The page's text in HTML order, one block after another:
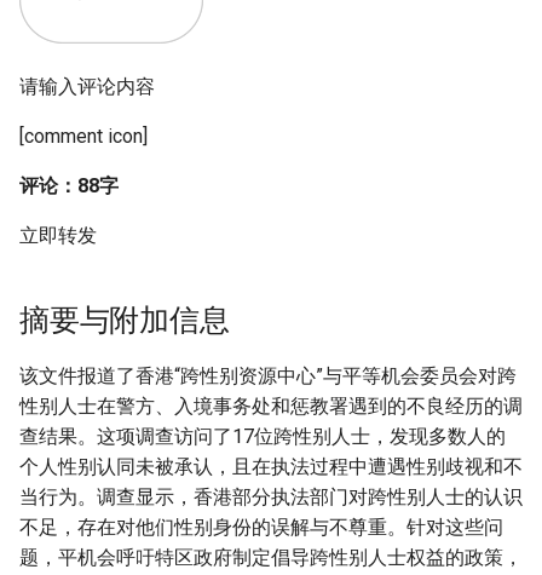
请输入评论内容
[comment icon]
评论：88字
立即转发
摘要与附加信息
该文件报道了香港“跨性别资源中心”与平等机会委员会对跨
性别人士在警方、入境事务处和惩教署遇到的不良经历的调
查结果。这项调查访问了17位跨性别人士，发现多数人的
个人性别认同未被承认，且在执法过程中遭遇性别歧视和不
当行为。调查显示，香港部分执法部门对跨性别人士的认识
不足，存在对他们性别身份的误解与不尊重。针对这些问
题，平机会呼吁特区政府制定倡导跨性别人士权益的政策，